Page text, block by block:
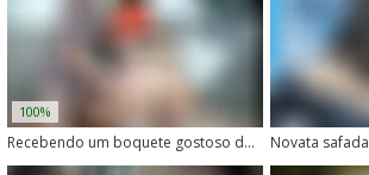
100%
Recebendo um boquete gostoso do cachorro tarado